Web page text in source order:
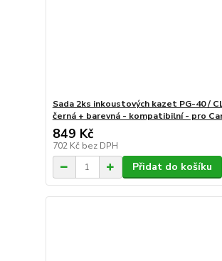
Sada 2ks inkoustových kazet PG-40 /
černá + barevná - kompatibilní - pro
849 Kč
702 Kč bez DPH
Přidat do košíku